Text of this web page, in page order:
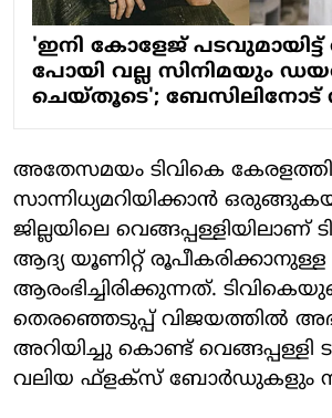
'ഇനി കോളേജ്
പോയി വല്ല സിനിമയും
ചെയ്തൂടെ'; ബേസിലിനോട്
അതേസമയം ടിവികെ
സാന്നിധ്യമറിയിക്കാന്‍
ജില്ലയിലെ വെങ്ങപ്പള്ളിയിലാണ്
ആദ്യ യൂണിറ്റ് രൂപീകരിക്കാനുള്ള
ആരംഭിച്ചിരിക്കുന്നത്.
തെരഞ്ഞെടുപ്പ് വിജയത്തില്‍
അറിയിച്ചു കൊണ്ട്
വലിയ ഫ്‌ളക്‌സ് ബോര്‍ഡുകളും